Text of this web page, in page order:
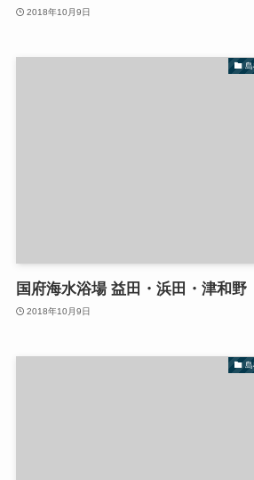
2018年10月9日
国府海水浴場 益田・浜田・津和野
2018年10月9日